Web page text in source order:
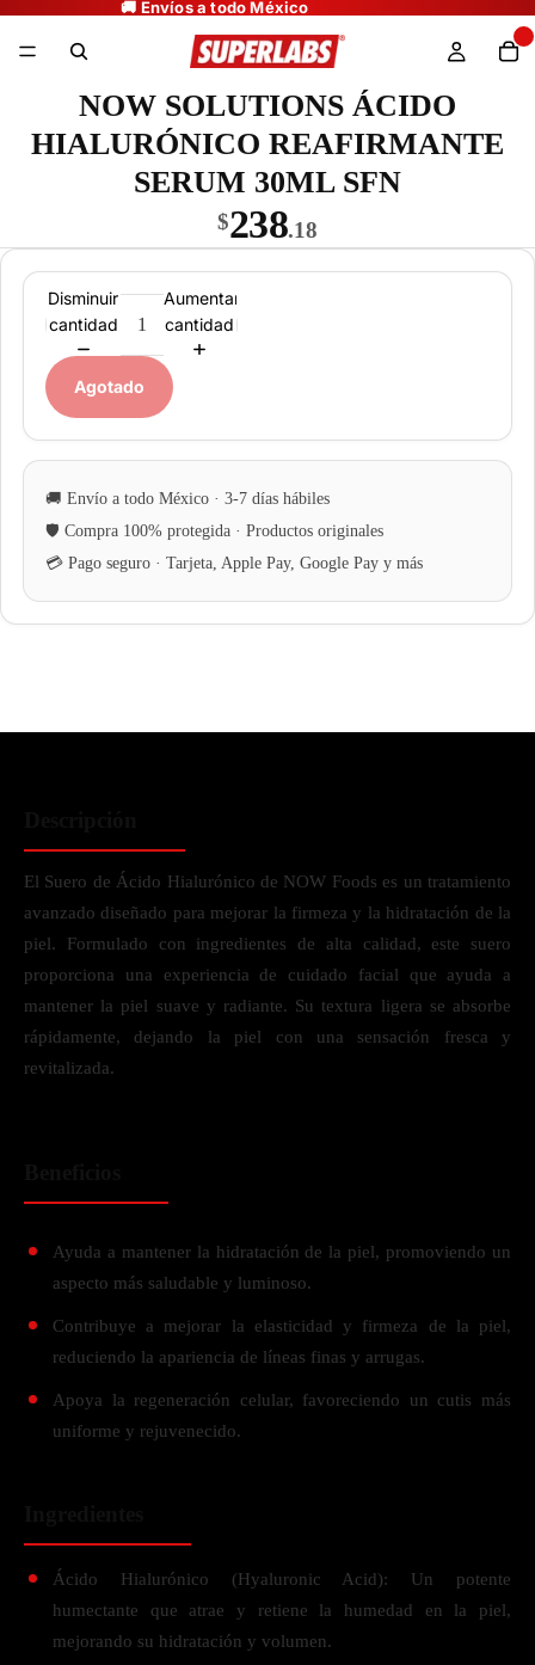
NOW SOLUTIONS ÁCIDO
HIALURÓNICO REAFIRMANTE
SERUM 30ML SFN
$238.18
Disminuir
cantidad
Aumentar
cantidad
Agotado
El Suero de Ácido Hialurónico de NOW Foods es un tratamiento
avanzado diseñado para mejorar la firmeza y la hidratación de la
piel. Formulado con ingredientes de alta calidad, este suero
proporciona una experiencia de cuidado facial que ayuda a
mantener la piel suave y radiante. Su textura ligera se absorbe
rápidamente, dejando la piel con una sensación fresca y
revitalizada.
Ayuda a mantener la hidratación de la piel, promoviendo un
aspecto más saludable y luminoso.
Contribuye a mejorar la elasticidad y firmeza de la piel,
reduciendo la apariencia de líneas finas y arrugas.
Apoya la regeneración celular, favoreciendo un cutis más
uniforme y rejuvenecido.
Ácido Hialurónico (Hyaluronic Acid): Un potente
humectante que atrae y retiene la humedad en la piel,
mejorando su hidratación y volumen.